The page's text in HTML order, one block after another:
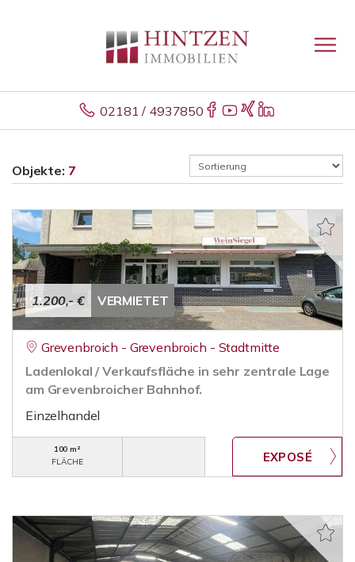
02181 / 4937850
Objekte: 7
1.200,- € VERMIETET
Grevenbroich - Grevenbroich - Stadtmitte
Ladenlokal / Verkaufsfläche in sehr zentrale Lage
am Grevenbroicher Bahnhof.
Einzelhandel
100 m²
FLÄCHE